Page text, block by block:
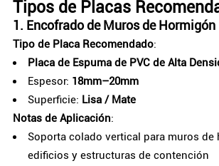
Tipos de Placas
1. Encofrado de Muros de Hormigón
Tipo de Placa Recomendado:
Placa de Espuma de PVC de Alta
Espesor: 18mm–20mm
Superficie: Lisa / Mate
Notas de Aplicación:
Soporta colado vertical para muros de
edificios y estructuras de contención